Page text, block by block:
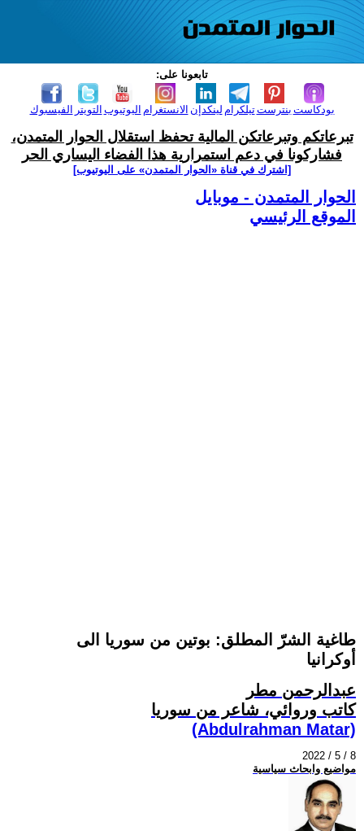
تابعونا على:
الفيسبوك التويتر اليوتيوب الانستغرام لينكدإن تيلكرامبنترست بودكاست
تبرعاتكم وتبرعاتكن المالية تحفظ استقلال الحوار المتمدن،
فشاركونا في دعم استمرارية هذا الفضاء اليساري الحر
[اشترك في قناة ‫«الحوار المتمدن» على اليوتيوب]
الحوار المتمدن - موبايل
الموقع الرئيسي
طاغية الشرّ المطلق: بوتين من سوريا الى
أوكرانيا
عبدالرحمن مطر
كاتب وروائي، شاعر من سوريا
(Abdulrahman Matar)
2022 / 5 / 8
مواضيع وابحاث سياسية